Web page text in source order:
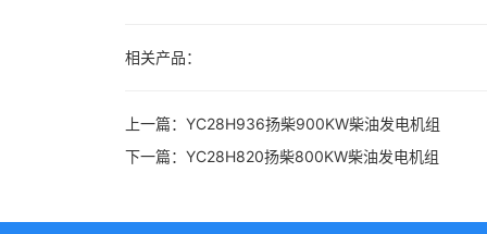
相关产品：
上一篇： YC28H936扬柴900KW柴油发电机组
下一篇： YC28H820扬柴800KW柴油发电机组